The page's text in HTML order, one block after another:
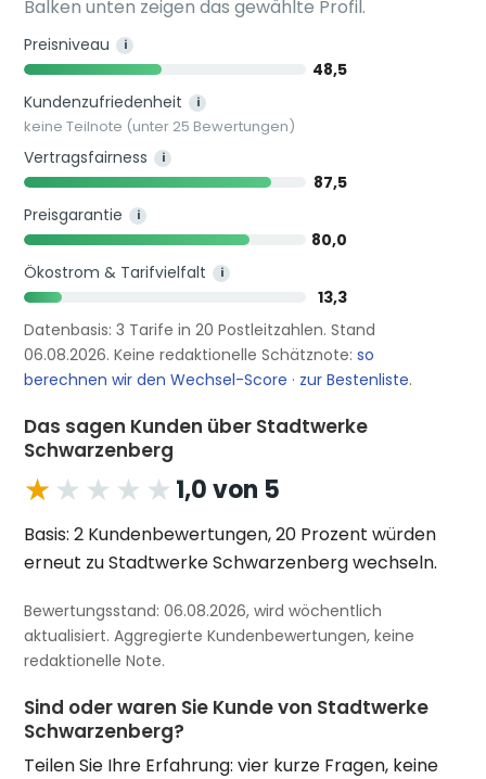
Balken unten zeigen das gewählte Profil.
Preisniveau i
48,5
Kundenzufriedenheit
i
keine Teilnote (unter 25 Bewertungen)
Vertragsfairness i
87,5
Preisgarantie
i
80,0
Ökostrom & Tarifvielfalt
i
13,3
Datenbasis: 3 Tarife in 20 Postleitzahlen. Stand
06.08.2026. Keine redaktionelle Schätznote:so
berechnen wir den Wechsel-Score · zur Bestenliste.
Das sagen Kunden über Stadtwerke
Schwarzenberg
★★★★★
★★★★★ 1,0 von 5
Basis: 2 Kundenbewertungen, 20 Prozent würden
erneut zu Stadtwerke Schwarzenberg wechseln.
Bewertungsstand: 06.08.2026, wird wöchentlich
aktualisiert. Aggregierte Kundenbewertungen, keine
redaktionelle Note.
Sind oder waren Sie Kunde von Stadtwerke
Schwarzenberg?
Teilen Sie Ihre Erfahrung: vier kurze Fragen, keine